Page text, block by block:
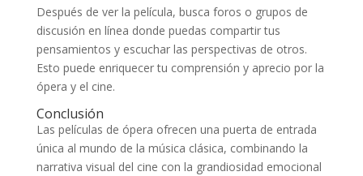
Después de ver la película, busca foros o grupos de
discusión en línea donde puedas compartir tus
pensamientos y escuchar las perspectivas de otros.
Esto puede enriquecer tu comprensión y aprecio por la
ópera y el cine.
Conclusión
Las películas de ópera ofrecen una puerta de entrada
única al mundo de la música clásica, combinando la
narrativa visual del cine con la grandiosidad emocional